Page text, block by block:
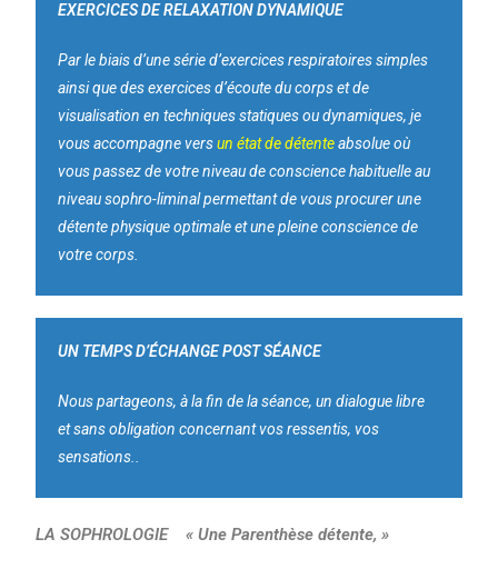
EXERCICES DE RELAXATION DYNAMIQUE
Par le biais d’une série d’exercices respiratoires simples
ainsi que des exercices d’écoute du corps et de
visualisation en techniques statiques ou dynamiques, je
vous accompagne versun état de détenteabsolue où
vous passez de votre niveau de conscience habituelle au
niveau sophro-liminal permettant de vous procurer une
détente physique optimale et une pleine conscience de
votre corps.
UN TEMPS D’ÉCHANGE POST SÉANCE
Nous partageons, à la fin de la séance, un dialogue libre
et sans obligation concernant vos ressentis, vos
sensations..
LA SOPHROLOGIE« Une Parenthèse détente, »